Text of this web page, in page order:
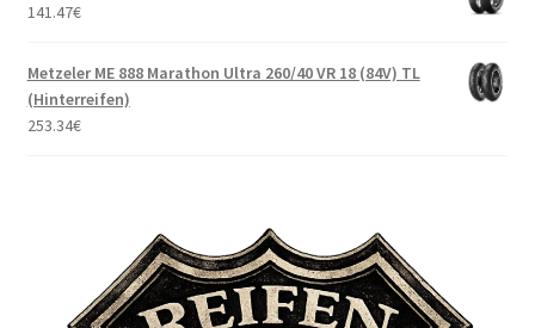
141.47€
Metzeler ME 888 Marathon Ultra 260/40 VR 18 (84V) TL
(Hinterreifen)
253.34€